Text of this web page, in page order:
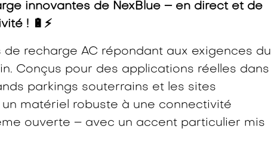
innovantes de NexBlue – en direct et de
! 🔋⚡
recharge AC répondant aux exigences du
Conçus pour des applications réelles dans
parkings souterrains et les sites
matériel robuste à une connectivité
ouverte – avec un accent particulier mis